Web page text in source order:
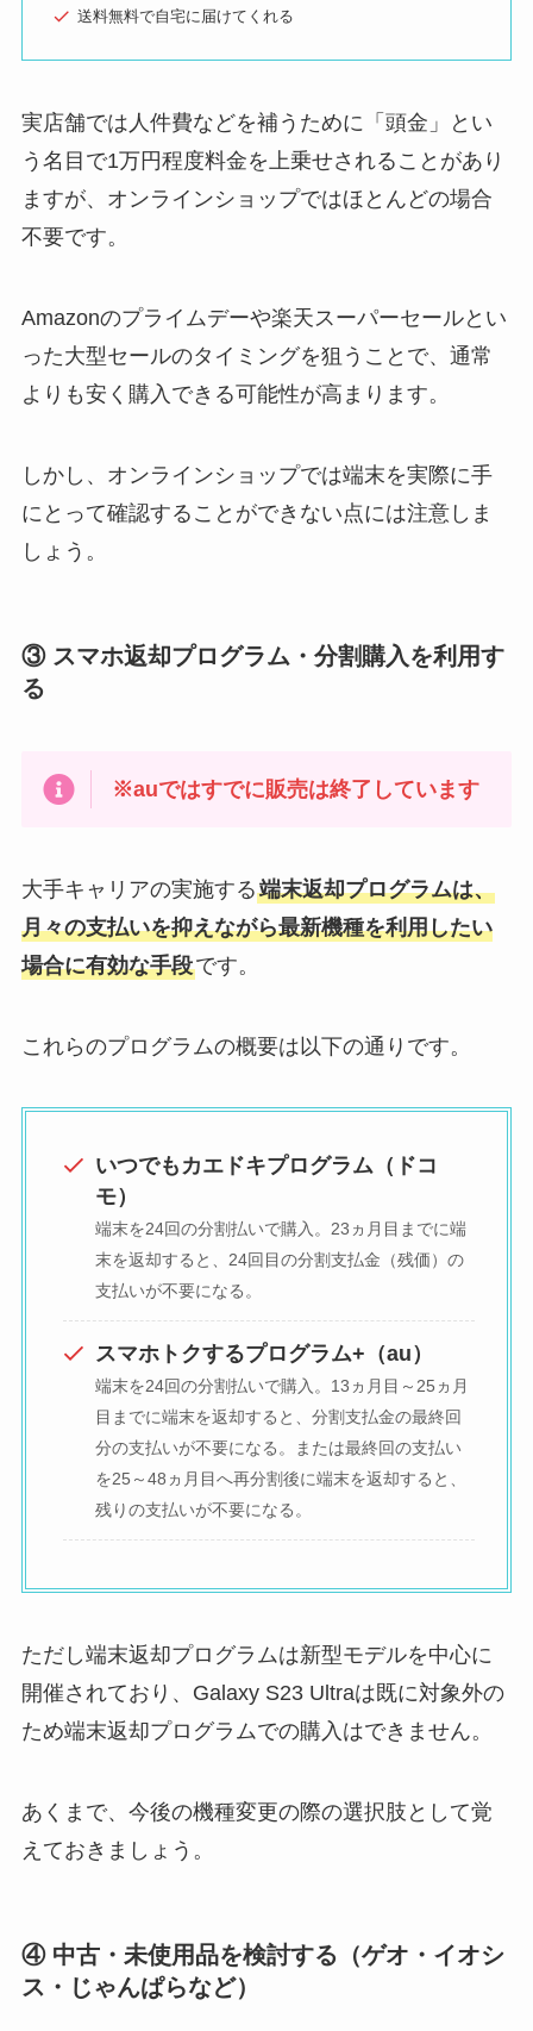
送料無料で自宅に届けてくれる
実店舗では人件費などを補うために「頭金」とい
う名目で1万円程度料金を上乗せされることがあり
ますが、オンラインショップではほとんどの場合
不要です。
Amazonのプライムデーや楽天スーパーセールとい
った大型セールのタイミングを狙うことで、通常
よりも安く購入できる可能性が高まります。
しかし、オンラインショップでは端末を実際に手
にとって確認することができない点には注意しま
しょう。
③ スマホ返却プログラム・分割購入を利用す
る
※auではすでに販売は終了しています
大手キャリアの実施する端末返却プログラムは、
月々の支払いを抑えながら最新機種を利用したい
場合に有効な手段です。
これらのプログラムの概要は以下の通りです。
いつでもカエドキプログラム（ドコ
モ）
端末を24回の分割払いで購入。23ヵ月目までに端
末を返却すると、24回目の分割支払金（残価）の
支払いが不要になる。
スマホトクするプログラム+（au）
端末を24回の分割払いで購入。13ヵ月目～25ヵ月
目までに端末を返却すると、分割支払金の最終回
分の支払いが不要になる。または最終回の支払い
を25～48ヵ月目へ再分割後に端末を返却すると、
残りの支払いが不要になる。
ただし端末返却プログラムは新型モデルを中心に
開催されており、Galaxy S23 Ultraは既に対象外の
ため端末返却プログラムでの購入はできません。
あくまで、今後の機種変更の際の選択肢として覚
えておきましょう。
④ 中古・未使用品を検討する（ゲオ・イオシ
ス・じゃんぱらなど）